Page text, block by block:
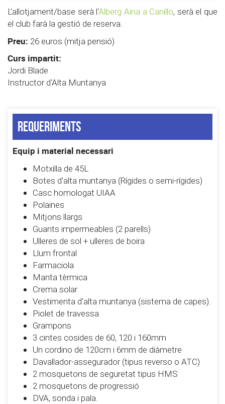
L'allotjament/base serà l'Alberg Aina a Canillo, serà el que
el club farà la gestió de reserva.
Preu: 26 euros (mitja pensió)
Curs impartit:
Jordi Blade
Instructor d'Alta Muntanya
Requeriments
Equip i material necessari
Motxilla de 45L
Botes d'alta muntanya (Rígides o semi-rígides)
Casc homologat UIAA
Polaines
Mitjons llargs
Guants impermeables (2 parells)
Ulleres de sol + ulleres de boira
Llum frontal
Farmaciola
Manta tèrmica
Crema solar
Vestimenta d'alta muntanya (sistema de capes).
Piolet de travessa
Grampons
3 cintes cosides de 60, 120 i 160mm
Un cordino de 120cm i 6mm de diàmetre
Davallador-assegurador (tipus reverso o ATC)
2 mosquetons de seguretat tipus HMS
2 mosquetons de progressió
DVA, sonda i pala.